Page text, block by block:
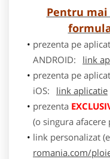
Pentru
prezenta pe
ANDROID:
link
prezenta pe
iOS:
link aplicatie
prezenta
(o singura
link personalizat
romania.com/